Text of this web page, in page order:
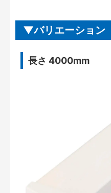
バリエーション
長さ 4000mm